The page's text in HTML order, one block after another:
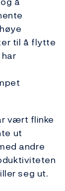
til å flytte
vært flinke
ut
andre
seg ut.